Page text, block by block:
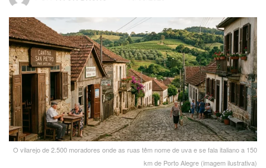
O vilarejo de 2.500 moradores onde as ruas têm nome de uva e se fala italiano a 150
km de Porto Alegre (imagem ilustrativa)